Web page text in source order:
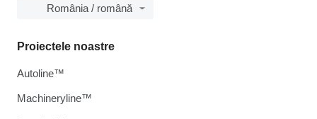
România / română
Proiectele noastre
Autoline™
Machineryline™